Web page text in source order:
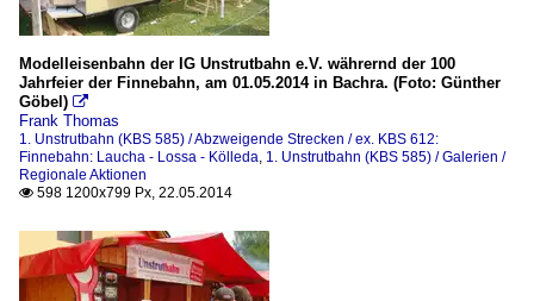
Modelleisenbahn der IG Unstrutbahn e.V. währernd der 100
Jahrfeier der Finnebahn, am 01.05.2014 in Bachra. (Foto: Günther
Göbel) 
Frank Thomas
1. Unstrutbahn (KBS 585) / Abzweigende Strecken / ex. KBS 612:
Finnebahn: Laucha - Lossa - Kölleda, 1. Unstrutbahn (KBS 585) / Galerien /
Regionale Aktionen
 598 1200x799 Px, 22.05.2014